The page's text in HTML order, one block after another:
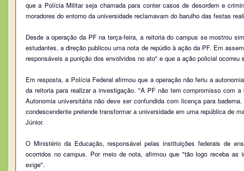
que a Polícia Militar seja chamada para conter casos de desordem e
moradores do entorno da universidade reclamavam do barulho das festas
Desde a operação da PF na terça-feira, a reitoria do campus se mostrou
estudantes, a direção publicou uma nota de repúdio à ação da PF. Em
responsáveis a punição dos envolvidos no ato" e que a ação policial ocorreu
Em resposta, a Polícia Federal afirmou que a operação não feriu a
da reitoria para realizar a investigação. "A PF não tem compromisso com
Autonomia universitária não deve ser confundida com licença para
condescendente pretende transformar a universidade em uma república de
Júnior.
O Ministério da Educação, responsável pelas instituições federais de
ocorridos no campus. Por meio de nota, afirmou que "tão logo receba
exige".